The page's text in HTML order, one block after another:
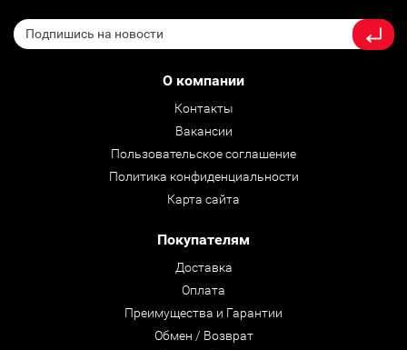
О компании
Контакты
Вакансии
Пользовательское соглашение
Политика конфиденциальности
Карта сайта
Покупателям
Доставка
Оплата
Преимущества и Гарантии
Обмен / Возврат